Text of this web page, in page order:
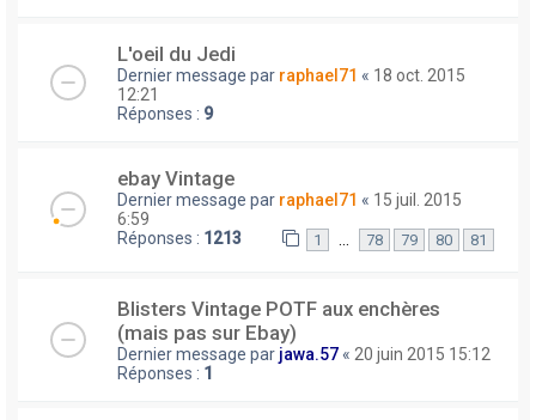
L'oeil du Jedi
Dernier message par raphael71 « 18 oct. 2015
12:21
Réponses : 9
ebay Vintage
Dernier message par raphael71 « 15 juil. 2015
6:59
Réponses : 1213 1 78 79 80 81
Blisters Vintage POTF aux enchères
(mais pas sur Ebay)
Dernier message par jawa.57 « 20 juin 2015 15:12
Réponses : 1